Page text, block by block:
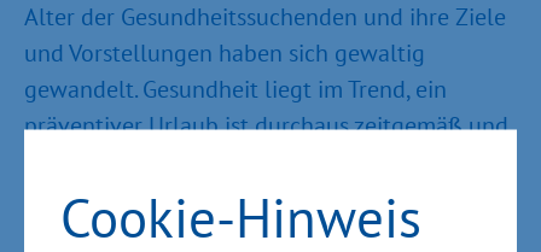
Cookie-Hinweis
Alter der Gesundheitssuchenden und ihre Ziele
und Vorstellungen haben sich gewaltig
gewandelt. Gesundheit liegt im Trend, ein
präventiver Urlaub ist durchaus zeitgemäß und
Kuraufenthalt ab.“